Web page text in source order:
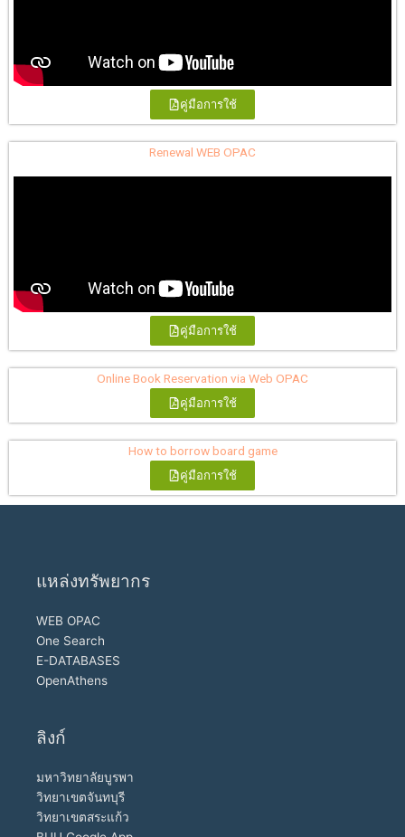
คู่มือการใช้
Renewal WEB OPAC
คู่มือการใช้
Online Book Reservation via Web OPAC
คู่มือการใช้
How to borrow board game
คู่มือการใช้
แหล่งทรัพยากร
WEB OPAC
One Search
E-DATABASES
OpenAthens
ลิงก์
มหาวิทยาลัยบูรพา
วิทยาเขตจันทบุรี
วิทยาเขตสระแก้ว